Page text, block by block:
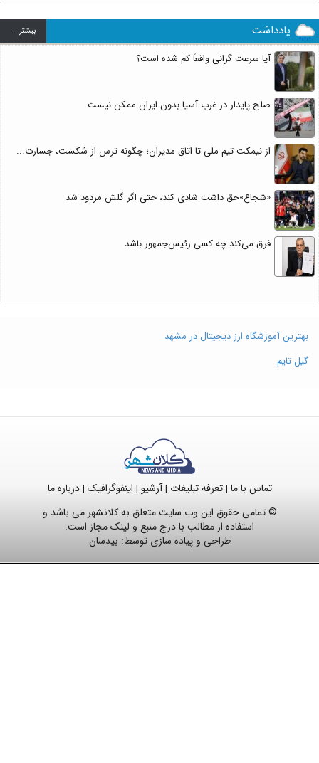
یادداشت بيشتر ...
آیا سرعت گرانی واقعاً کم شده است؟
صلح پایدار در غرب آسیا بدون ایران ممکن نیست
از نیمکت تیم ملی تا اتاق مدیران؛ چگونه ترس از شکست، جسارت...
«شجاع»حق داشت شادی کند، حتی اگر گلش مردود شد
فرق می‌کند چه کسی رئیس‌جمهور باشد
بهترین آموزشگاه ارز دیجیتال در مشهد
گیل تایم
تماس با ما |تعرفه تبلیغات |آرشیو | اینفوگرافیک |درباره ما
© تمامی حقوق این وب سایت متعلق به کلانشهر می باشد و
استفاده از مطالب با درج منبع و لینک مجاز است.
طراحی و پیاده سازی توسط: بیدسان